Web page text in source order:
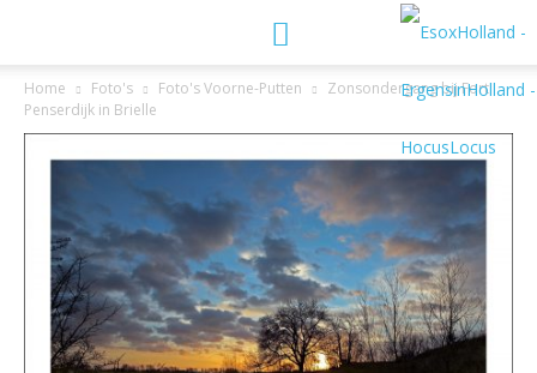
Home Foto's Foto's Voorne-Putten
Zonsondergang bij Fort
Penserdijk in Brielle